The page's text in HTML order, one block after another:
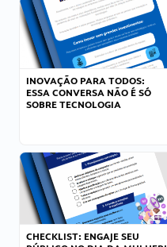
INOVAÇÃO PARA TODOS:
ESSA CONVERSA NÃO É SÓ
SOBRE TECNOLOGIA
CHECKLIST: ENGAJE SEU